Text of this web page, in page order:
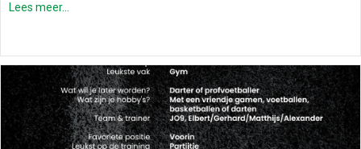
Lees meer...